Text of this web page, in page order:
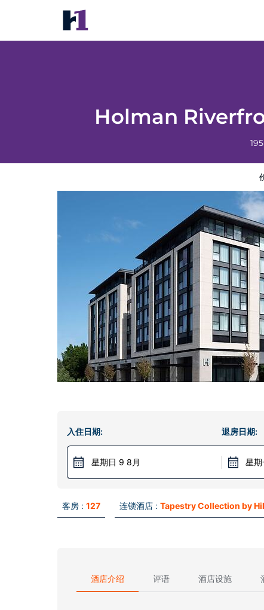
Holman
入住日期:
星期日 9 8月
退房日期:
星期
客房 : 127 连锁酒店 : Tapestry Collection by
酒店介绍 评语 酒店设施